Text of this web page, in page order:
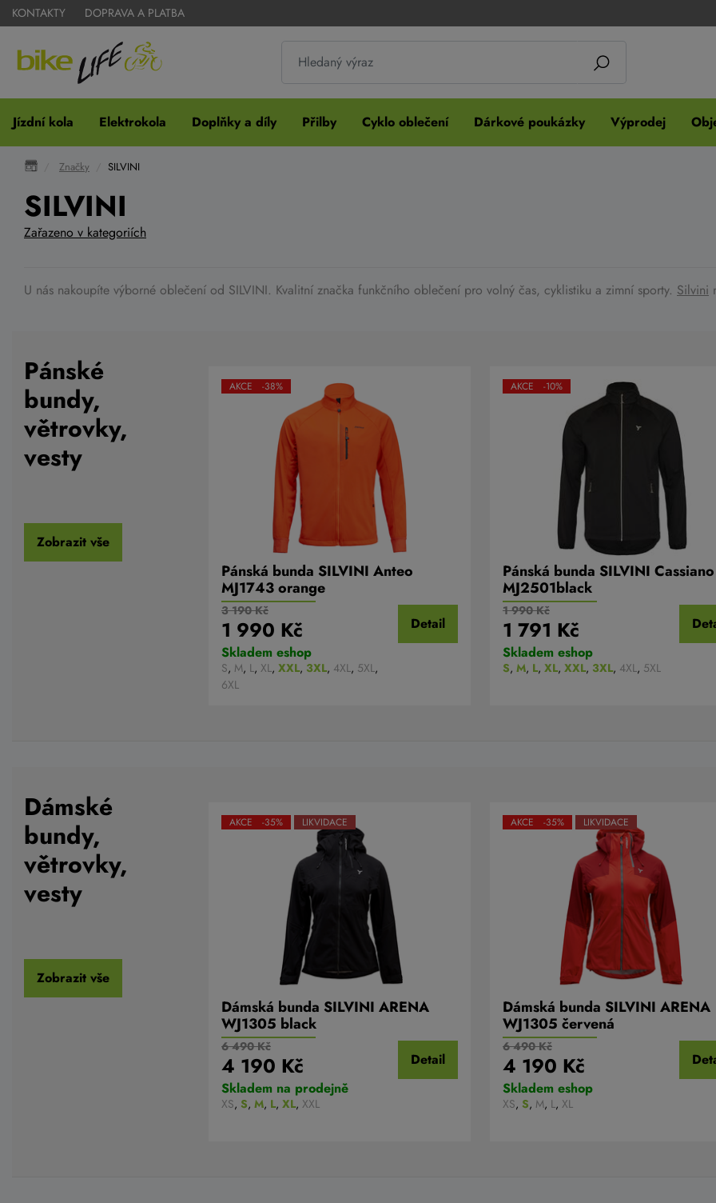
KONTAKTY DOPRAVA A PLATBA
Jízdní kola Elektrokola Doplňky a díly Přilby Cyklo oblečení Dárkové poukázky Výprodej
Značky SILVINI
SILVINI
Zařazeno v kategoriích
U nás nakoupíte výborné oblečení od SILVINI. Kvalitní značka funkčního oblečení pro volný čas, cyklistiku a zimní sporty. Silvini
Pánské
bundy,
větrovky,
vesty
Zobrazit vše
Pánská bunda SILVINI Anteo
MJ1743 orange
AKCE -38%
3 190 Kč
1 990 Kč
Skladem eshop
S, M, L, XL, XXL, 3XL, 4XL, 5XL,
6XL
Detail
Pánská bunda SILVINI Cassiano
MJ2501black
AKCE -10%
1 990 Kč
1 791 Kč
Skladem eshop
S, M, L, XL, XXL, 3XL, 4XL, 5XL
Dámské
bundy,
větrovky,
vesty
Zobrazit vše
Dámská bunda SILVINI ARENA
WJ1305 black
AKCE -35% LIKVIDACE
6 490 Kč
4 190 Kč
Skladem na prodejně
XS, S, M, L, XL, XXL
Detail
Dámská bunda SILVINI ARENA
WJ1305 červená
AKCE -35% LIKVIDACE
6 490 Kč
4 190 Kč
Skladem eshop
XS, S, M, L, XL